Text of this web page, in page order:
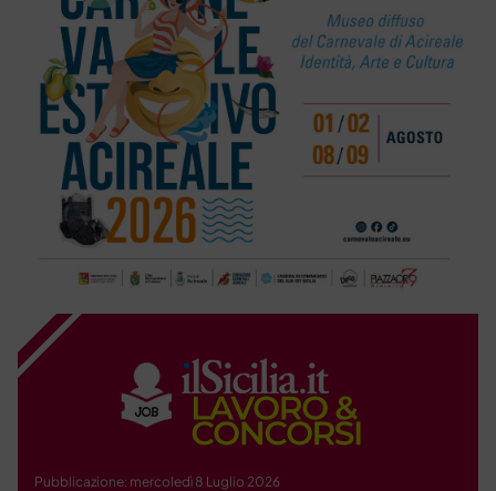
Pubblicazione: mercoledì 8 Luglio 2026